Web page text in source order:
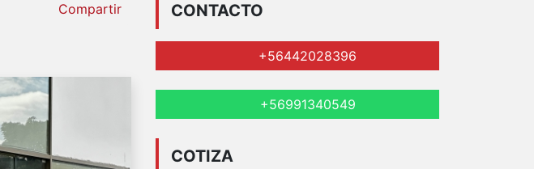
Compartir CONTACTO
+56442028396
+56991340549
COTIZA